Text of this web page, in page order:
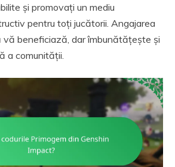
și promovați un mediu
pentru toți jucătorii. Angajarea
vă beneficiază, dar îmbunătățește și
a comunității.